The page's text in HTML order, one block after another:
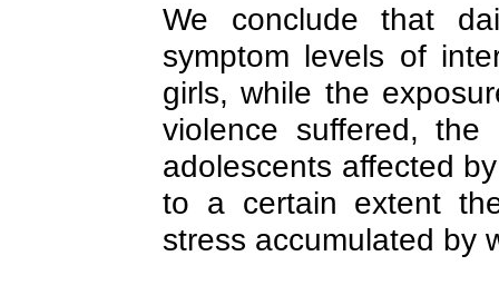
We conclude that
symptom levels of
girls, while the
violence suffered,
adolescents affected
to a certain extent
stress accumulated by